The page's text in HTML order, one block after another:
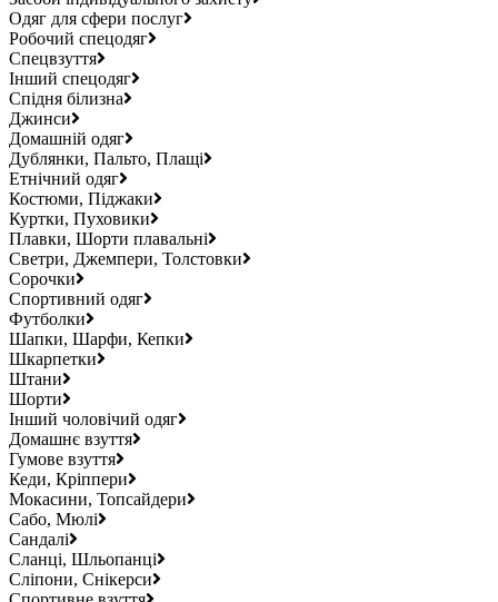
Одяг для сфери послуг
Робочий спецодяг
Спецвзуття
Інший спецодяг
Спідня білизна
Джинси
Домашній одяг
Дублянки, Пальто, Плащі
Етнічний одяг
Костюми, Піджаки
Куртки, Пуховики
Плавки, Шорти плавальні
Светри, Джемпери, Толстовки
Сорочки
Спортивний одяг
Футболки
Шапки, Шарфи, Кепки
Шкарпетки
Штани
Шорти
Інший чоловічий одяг
Домашнє взуття
Гумове взуття
Кеди, Кріппери
Мокасини, Топсайдери
Сабо, Мюлі
Сандалі
Сланці, Шльопанці
Сліпони, Снікерси